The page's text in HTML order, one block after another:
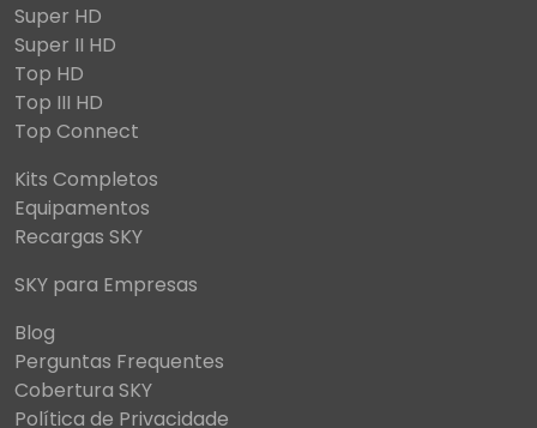
Super HD
Super II HD
Top HD
Top III HD
Top Connect
Kits Completos
Equipamentos
Recargas SKY
SKY para Empresas
Blog
Perguntas Frequentes
Cobertura SKY
Política de Privacidade